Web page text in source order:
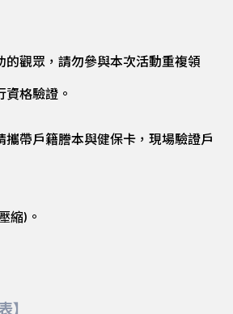
的觀眾，請勿參與本次活動重複領
資格驗證。
攜帶戶籍謄本與健保卡，現場驗證戶
縮)。
】